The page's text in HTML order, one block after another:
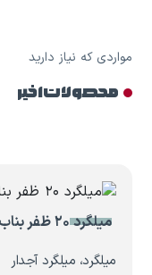
مواردی که نیاز دارید
محصولات اخیر
میلگرد ۲۰ ظفر بناب
میلگرد، میلگرد آجدار